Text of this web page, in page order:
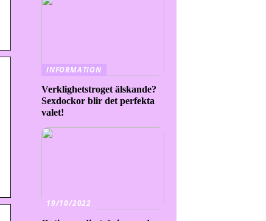
INFORMATION
Verklighetstroget älskande?
Sexdockor blir det perfekta
valet!
19/10/2022